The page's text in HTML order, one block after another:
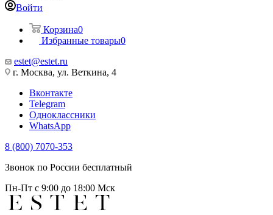
Войти
Корзина0
Избранные товары0
estet@estet.ru
г. Москва, ул. Веткина, 4
Вконтакте
Telegram
Одноклассники
WhatsApp
8 (800) 7070-353
Звонок по России бесплатный
Пн-Пт с 9:00 до 18:00 Мск